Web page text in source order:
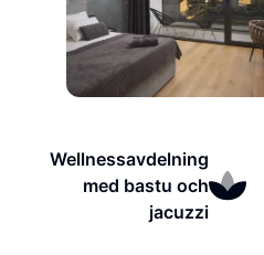
Wellnessavdelning
med bastu och
jacuzzi